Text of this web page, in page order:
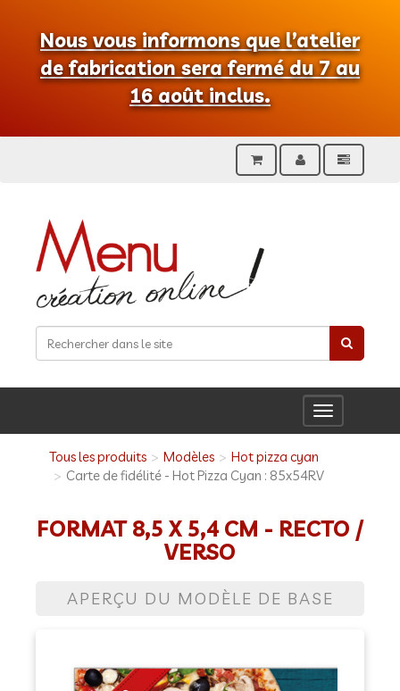
Nous vous informons que l’atelier
de fabrication sera fermé du 7 au
16 août inclus.
Toggle
navigation
Tous les produits
Modèles
Hot pizza cyan
Carte de fidélité - Hot Pizza Cyan : 85x54RV
FORMAT 8,5 X 5,4 CM - RECTO /
VERSO
APERÇU DU MODÈLE DE BASE